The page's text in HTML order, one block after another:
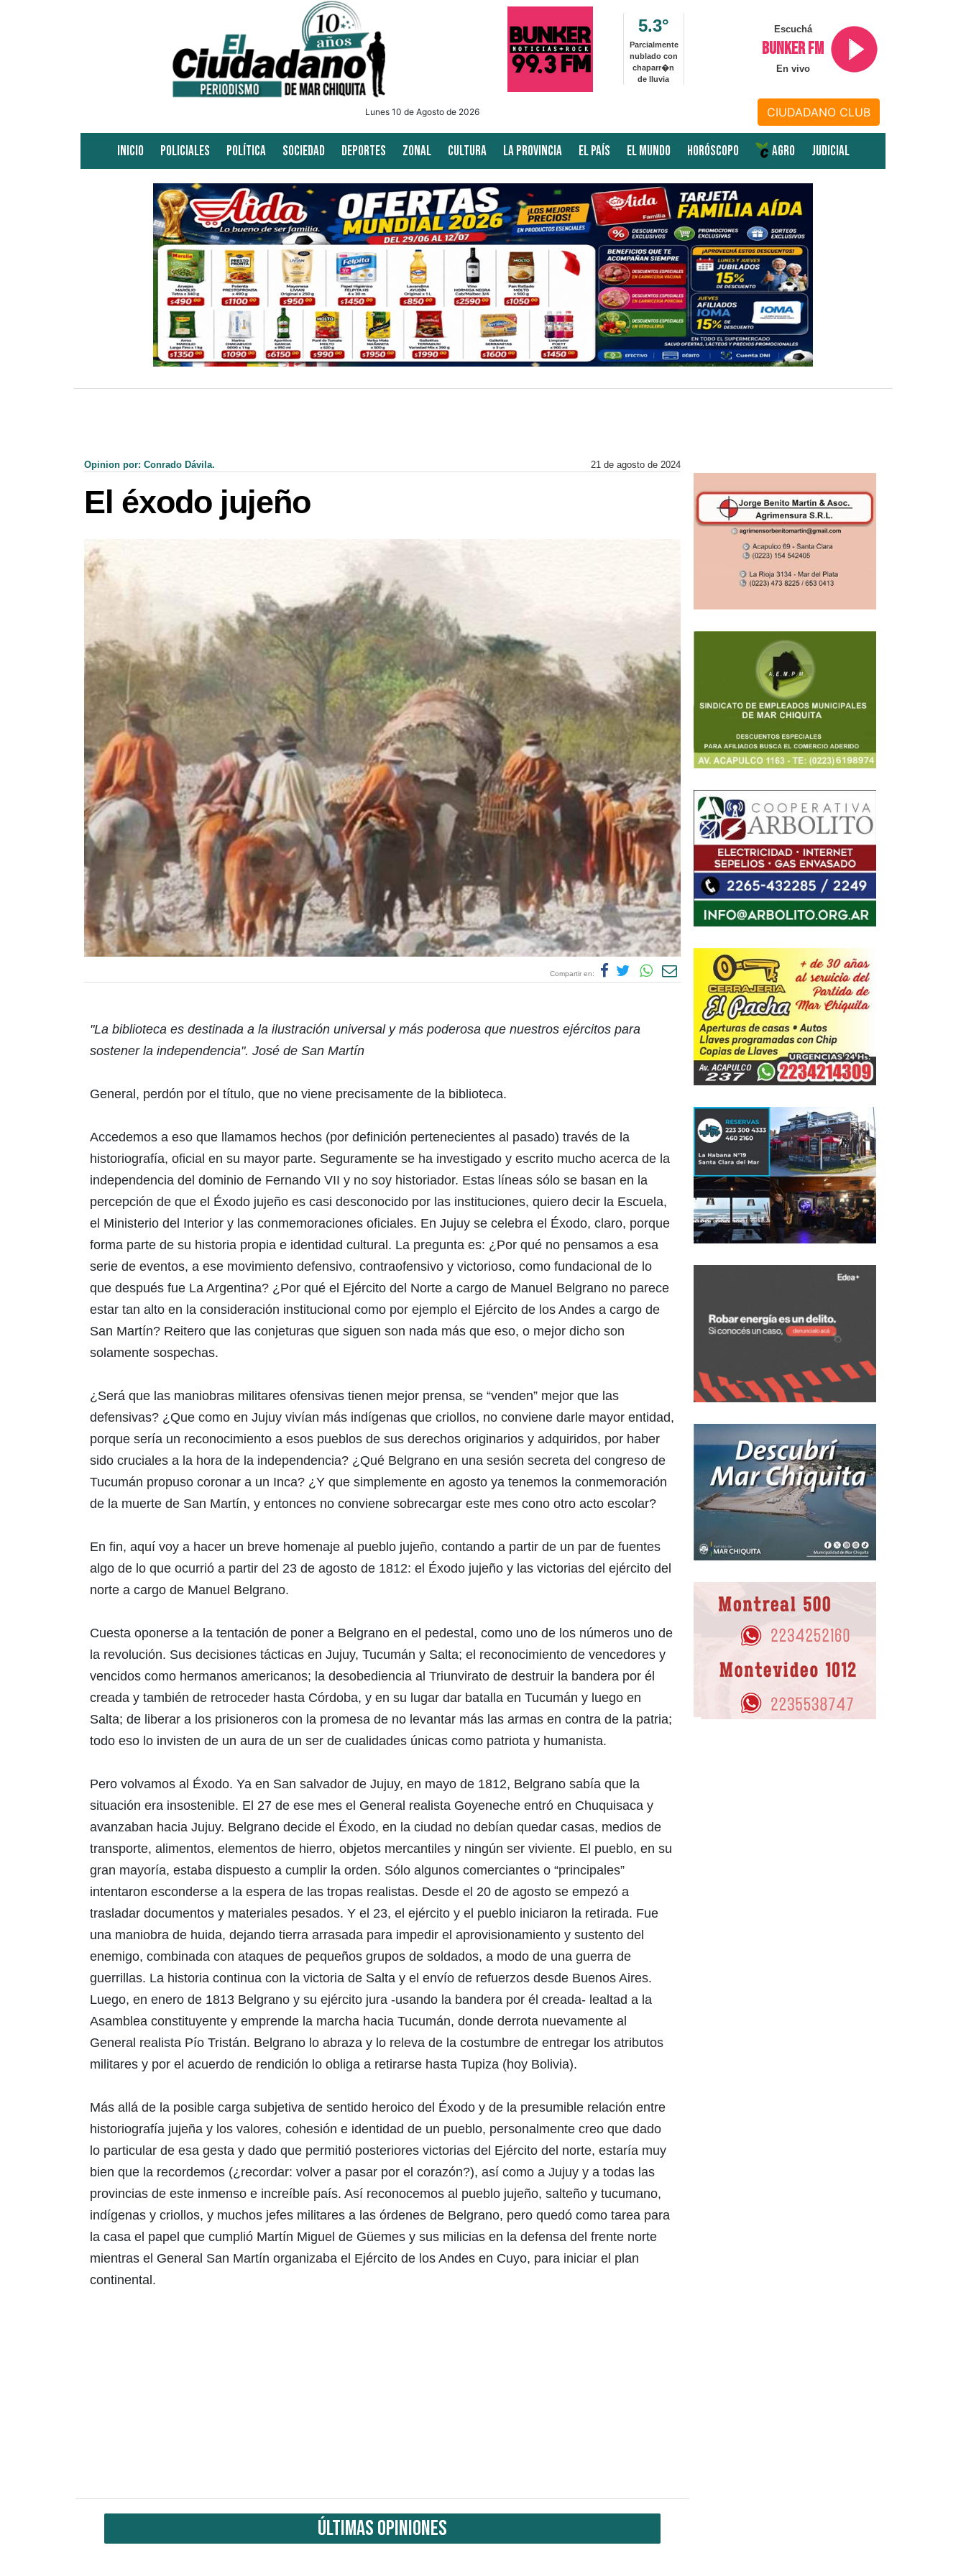
5.3°
Parcialmente
nublado con
chaparr�n
de lluvia
Escuchá
BUNKER FM
En vivo
Lunes 10 de Agosto de 2026 CIUDADANO CLUB
INICIO POLICIALES POLÍTICA SOCIEDAD DEPORTES ZONAL CULTURA LA PROVINCIA EL PAÍS EL MUNDO HORÓSCOPO AGRO JUDICIAL
Opinion por: Conrado Dávila. 21 de agosto de 2024
El éxodo jujeño
Compartir en:
"La biblioteca es destinada a la ilustración universal y más poderosa que nuestros ejércitos para
sostener la independencia". José de San Martín
General, perdón por el título, que no viene precisamente de la biblioteca.
Accedemos a eso que llamamos hechos (por definición pertenecientes al pasado) través de la
historiografía, oficial en su mayor parte. Seguramente se ha investigado y escrito mucho acerca de la
independencia del dominio de Fernando VII y no soy historiador. Estas líneas sólo se basan en la
percepción de que el Éxodo jujeño es casi desconocido por las instituciones, quiero decir la Escuela,
el Ministerio del Interior y las conmemoraciones oficiales. En Jujuy se celebra el Éxodo, claro, porque
forma parte de su historia propia e identidad cultural. La pregunta es: ¿Por qué no pensamos a esa
serie de eventos, a ese movimiento defensivo, contraofensivo y victorioso, como fundacional de lo
que después fue La Argentina? ¿Por qué el Ejército del Norte a cargo de Manuel Belgrano no parece
estar tan alto en la consideración institucional como por ejemplo el Ejército de los Andes a cargo de
San Martín? Reitero que las conjeturas que siguen son nada más que eso, o mejor dicho son
solamente sospechas.
¿Será que las maniobras militares ofensivas tienen mejor prensa, se “venden” mejor que las
defensivas? ¿Que como en Jujuy vivían más indígenas que criollos, no conviene darle mayor entidad,
porque sería un reconocimiento a esos pueblos de sus derechos originarios y adquiridos, por haber
sido cruciales a la hora de la independencia? ¿Qué Belgrano en una sesión secreta del congreso de
Tucumán propuso coronar a un Inca? ¿Y que simplemente en agosto ya tenemos la conmemoración
de la muerte de San Martín, y entonces no conviene sobrecargar este mes cono otro acto escolar?
En fin, aquí voy a hacer un breve homenaje al pueblo jujeño, contando a partir de un par de fuentes
algo de lo que ocurrió a partir del 23 de agosto de 1812: el Éxodo jujeño y las victorias del ejército del
norte a cargo de Manuel Belgrano.
Cuesta oponerse a la tentación de poner a Belgrano en el pedestal, como uno de los números uno de
la revolución. Sus decisiones tácticas en Jujuy, Tucumán y Salta; el reconocimiento de vencedores y
vencidos como hermanos americanos; la desobediencia al Triunvirato de destruir la bandera por él
creada y también de retroceder hasta Córdoba, y en su lugar dar batalla en Tucumán y luego en
Salta; de liberar a los prisioneros con la promesa de no levantar más las armas en contra de la patria;
todo eso lo invisten de un aura de un ser de cualidades únicas como patriota y humanista.
Pero volvamos al Éxodo. Ya en San salvador de Jujuy, en mayo de 1812, Belgrano sabía que la
situación era insostenible. El 27 de ese mes el General realista Goyeneche entró en Chuquisaca y
avanzaban hacia Jujuy. Belgrano decide el Éxodo, en la ciudad no debían quedar casas, medios de
transporte, alimentos, elementos de hierro, objetos mercantiles y ningún ser viviente. El pueblo, en su
gran mayoría, estaba dispuesto a cumplir la orden. Sólo algunos comerciantes o “principales”
intentaron esconderse a la espera de las tropas realistas. Desde el 20 de agosto se empezó a
trasladar documentos y materiales pesados. Y el 23, el ejército y el pueblo iniciaron la retirada. Fue
una maniobra de huida, dejando tierra arrasada para impedir el aprovisionamiento y sustento del
enemigo, combinada con ataques de pequeños grupos de soldados, a modo de una guerra de
guerrillas. La historia continua con la victoria de Salta y el envío de refuerzos desde Buenos Aires.
Luego, en enero de 1813 Belgrano y su ejército jura -usando la bandera por él creada- lealtad a la
Asamblea constituyente y emprende la marcha hacia Tucumán, donde derrota nuevamente al
General realista Pío Tristán. Belgrano lo abraza y lo releva de la costumbre de entregar los atributos
militares y por el acuerdo de rendición lo obliga a retirarse hasta Tupiza (hoy Bolivia).
Más allá de la posible carga subjetiva de sentido heroico del Éxodo y de la presumible relación entre
historiografía jujeña y los valores, cohesión e identidad de un pueblo, personalmente creo que dado
lo particular de esa gesta y dado que permitió posteriores victorias del Ejército del norte, estaría muy
bien que la recordemos (¿recordar: volver a pasar por el corazón?), así como a Jujuy y a todas las
provincias de este inmenso e increíble país. Así reconocemos al pueblo jujeño, salteño y tucumano,
indígenas y criollos, y muchos jefes militares a las órdenes de Belgrano, pero quedó como tarea para
la casa el papel que cumplió Martín Miguel de Güemes y sus milicias en la defensa del frente norte
mientras el General San Martín organizaba el Ejército de los Andes en Cuyo, para iniciar el plan
continental.
ÚLTIMAS OPINIONES